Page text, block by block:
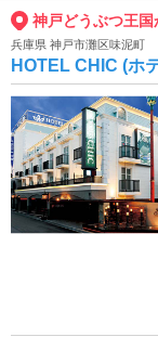
神戸どうぶつ王
兵庫県 神戸市灘区味泥町
HOTEL CHIC (ホ